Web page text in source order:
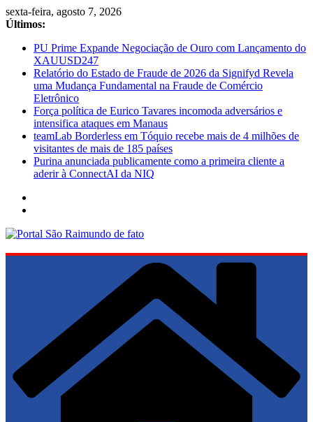
Pular
para
conteúdo
sexta-feira, agosto 7, 2026
Últimos:
PU Prime Expande Negociação de Ouro com Lançamento do
XAUUSD247
Relatório do Estado de Fraude de 2026 da Signifyd Revela
uma Mudança Fundamental na Fraude de Comércio
Eletrônico
Força política de Eurico Tavares incomoda adversários e
intensifica ataques em Manaus
teamLab Borderless em Tóquio recebe mais de 4 milhões de
visitantes de mais de 185 países
Purina anunciada publicamente como a primeira cliente a
aderir à ConnectAI da NIQ